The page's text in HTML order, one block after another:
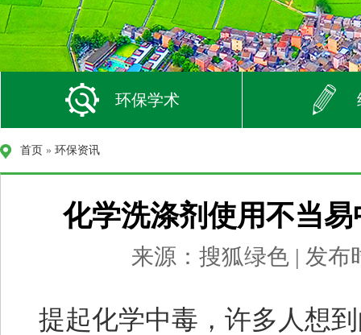
环保学术
首页 » 环保资讯
化学洗涤剂使用不当
来源：搜狐绿色 | 发布
提起化学中毒，许多人想